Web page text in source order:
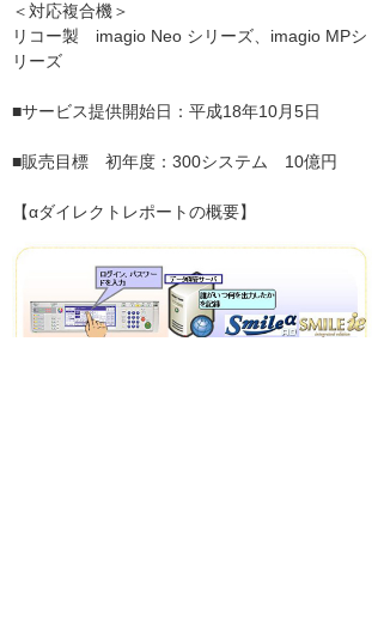
＜対応複合機＞
リコー製 imagio Neo シリーズ、imagio MPシ
リーズ
■サービス提供開始日：平成18年10月5日
■販売目標 初年度：300システム 10億円
【αダイレクトレポートの概要】